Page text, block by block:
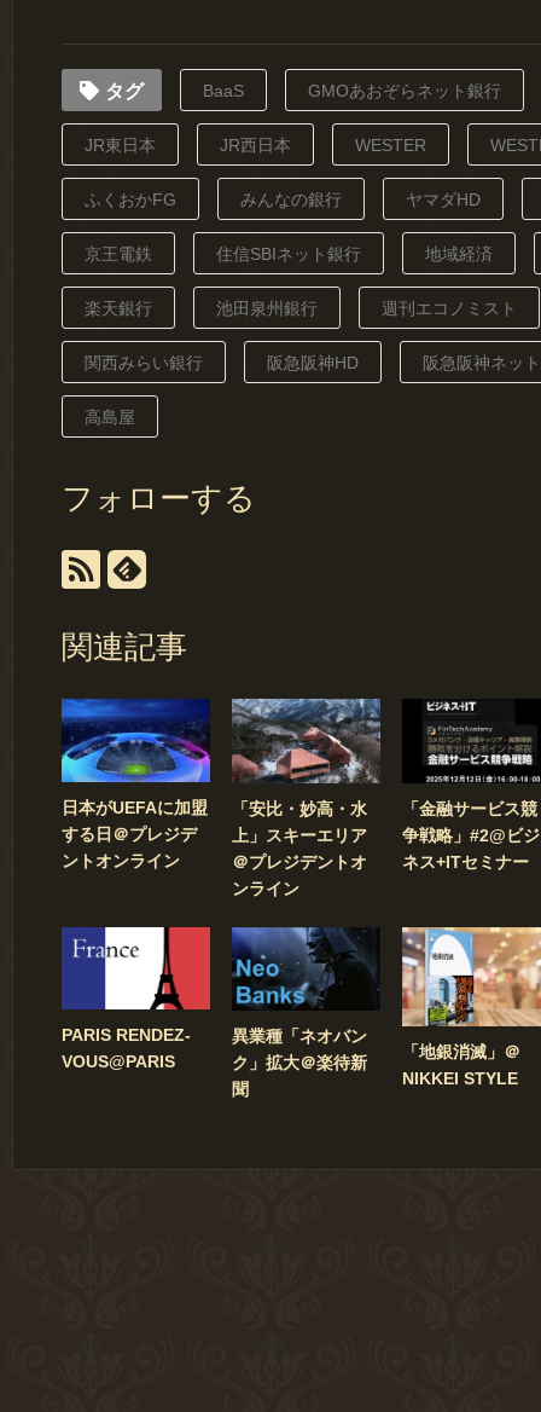
タグ BaaS GMOあおぞらネット銀行
JR東日本 JR西日本 WESTER
ふくおかFG みんなの銀行 ヤマダHD
京王電鉄 住信SBIネット銀行 地域経済
楽天銀行 池田泉州銀行 週刊エコノミスト
関西みらい銀行 阪急阪神HD 阪急阪神ネッ
高島屋
フォローする
関連記事
日本がUEFAに加盟
する日＠プレジデ
ントオンライン
「安比・妙高・水
上」スキーエリア
＠プレジデントオ
ンライン
「金融サービス競
争戦略」#2@ビジ
ネス+ITセミナー
PARIS RENDEZ-
VOUS@PARIS
異業種「ネオバン
ク」拡大＠楽待新
聞
「地銀消滅」＠
NIKKEI STYLE